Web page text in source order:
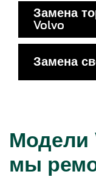
Замена
Volvo
Замена
Модели
мы